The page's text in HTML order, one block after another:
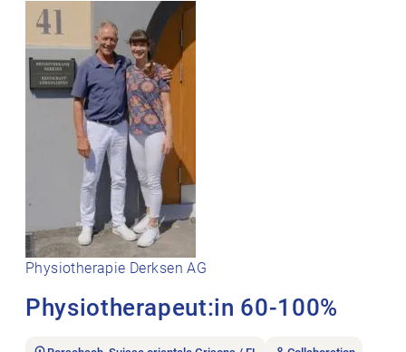
Physiotherapie Derksen AG
Physiotherapeut:in 60-100%